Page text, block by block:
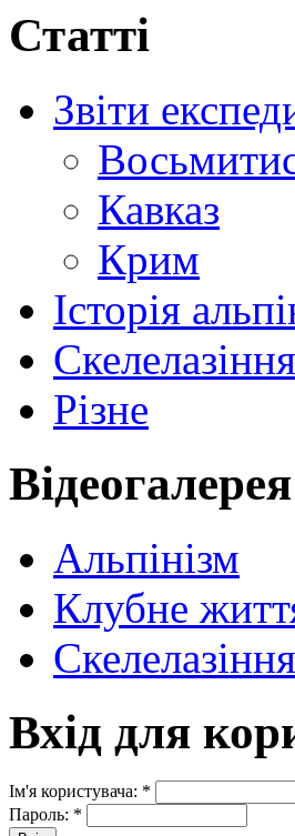
Статті
Звіти
Кавказ
Крим
Історія
Скелелазіння
Різне
Відеогалерея
Альпінізм
Клубне
Скелелазіння
Вхід для
Ім'я користувача: *
Пароль: *